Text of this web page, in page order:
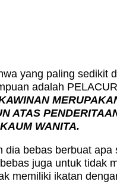
yang paling sedikit
adalah
ATAS
WANITA.
dia bebas berbuat apa
juga untuk tidak
memiliki ikatan